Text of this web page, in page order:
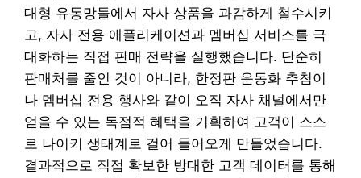
대형 유통망들에서 자사 상품을 과감하게 철수시키
고, 자사 전용 애플리케이션과 멤버십 서비스를 극
대화하는 직접 판매 전략을 실행했습니다. 단순히
판매처를 줄인 것이 아니라, 한정판 운동화 추첨이
나 멤버십 전용 행사와 같이 오직 자사 채널에서만
얻을 수 있는 독점적 혜택을 기획하여 고객이 스스
로 나이키 생태계로 걸어 들어오게 만들었습니다.
결과적으로 직접 확보한 방대한 고객 데이터를 통해